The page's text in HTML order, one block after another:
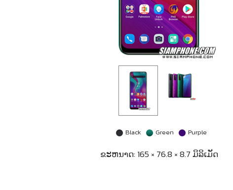
Black Green Purple
ຂະຫນາດ: 165 × 76.8 × 8.7 ມິລິເມັດ